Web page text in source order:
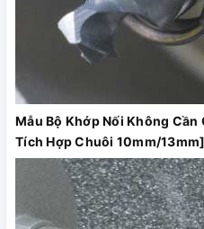
Mẫu Bộ Khớp Nối Không
Tích Hợp Chuôi 10mm/13mm]